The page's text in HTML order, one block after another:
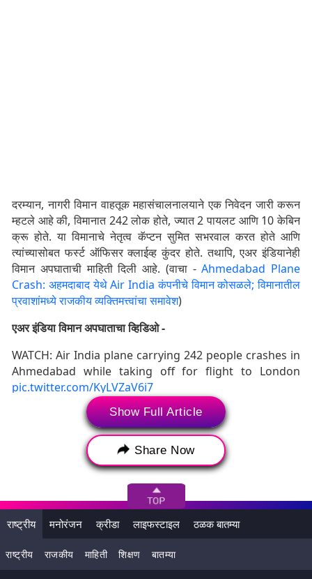
दरम्यान, नागरी विमान वाहतूक महासंचालनालयाने एक निवेदन जारी करून
म्हटले आहे की, विमानात 242 लोक होते, ज्यात 2 पायलट आणि 10 केबिन
क्रू होते. या विमानाचे नेतृत्व कॅप्टन सुमित सभरवाल करत होते आणि
त्यांच्यासोबत फर्स्ट ऑफिसर क्लाईव्ह कुंदर होते. तथापि, एअर इंडियानेही
विमान अपघाताची माहिती दिली आहे. (वाचा -Ahmedabad Plane
Crash: अहमदाबाद येथे Air India कंपनीचे विमान कोसळले; विमानातील
प्रवाशांमध्ये राजकीय व्यक्तिमत्त्वांचा समावेश)
एअर इंडिया विमान अपघाताचा व्हिडिओ -
WATCH: Air India plane carrying 242 people crashes in
Ahmedabad while taking off for flight to London
pic.twitter.com/KyLVZaV6i7
— BNO News (@BNONews)June 12, 2025
| Debris at Air India plane crash site in
Ahmedabad; Fire Services and other agencies present
Air India B787 Aircraft VT-ANB, while operating flight
AI-171 from Ahmedabad to Gatwick, has crashed
immediately after takeoff from Ahmedabad. There
were 242 people…
pic.twitter.com/zn3ZMsJjCi
Show Full Article
Share Now
राष्ट्रीय मनोरंजन क्रीडा लाइफस्टाइल ठळक बातम्या
राष्ट्रीय राजकीय माहिती शिक्षण बातम्या